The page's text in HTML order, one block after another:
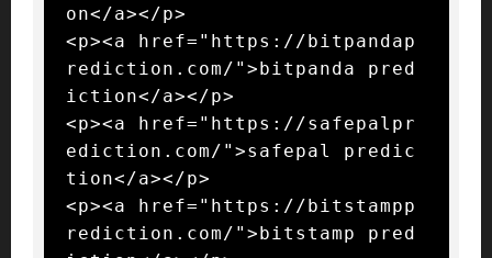
on</a></p>
<p><a href="https://bitpandap
rediction.com/">bitpanda pred
iction</a></p>
<p><a href="https://safepalpr
ediction.com/">safepal predic
tion</a></p>
<p><a href="https://bitstampp
rediction.com/">bitstamp pred